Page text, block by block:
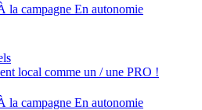
la campagne En autonomie
local comme un / une PRO !
la campagne En autonomie